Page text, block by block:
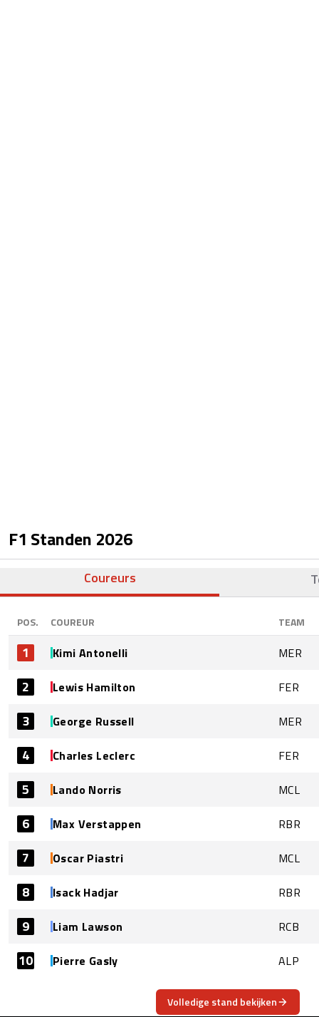
F1 Standen 2026
Coureurs
POS. COUREUR TEAM
1 Kimi Antonelli MER
2 Lewis Hamilton FER
3 George Russell MER
4 Charles Leclerc FER
5 Lando Norris MCL
6 Max Verstappen RBR
7 Oscar Piastri MCL
8 Isack Hadjar RBR
9 Liam Lawson RCB
10 Pierre Gasly ALP
Volledige stand bekijken